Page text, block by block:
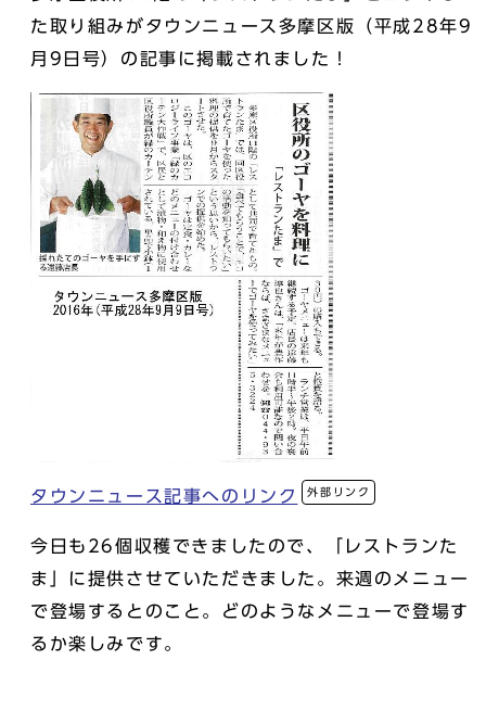
た取り組みがタウンニュース多摩区版（平成28年9
月9日号）の記事に掲載されました！
タウンニュース記事へのリンク 外部リンク
今日も26個収穫できましたので、「レストランた
ま」に提供させていただきました。来週のメニュー
で登場するとのこと。どのようなメニューで登場す
るか楽しみです。